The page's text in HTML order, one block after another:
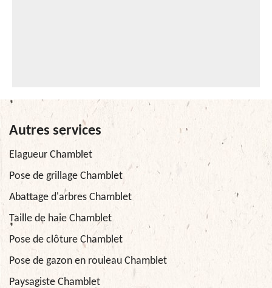
Autres services
Elagueur Chamblet
Pose de grillage Chamblet
Abattage d'arbres Chamblet
Taille de haie Chamblet
Pose de clôture Chamblet
Pose de gazon en rouleau Chamblet
Paysagiste Chamblet